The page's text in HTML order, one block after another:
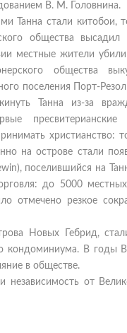
В. М. Головнина.
Танна стали
общества
местные жители
общества
поселения Порт-
Танна из-за
пресвитерианские
христианство:
на острове стали
поселившийся на
до 5000
резкое
Новых Гебрид,
кондоминиума. В
в обществе.
от